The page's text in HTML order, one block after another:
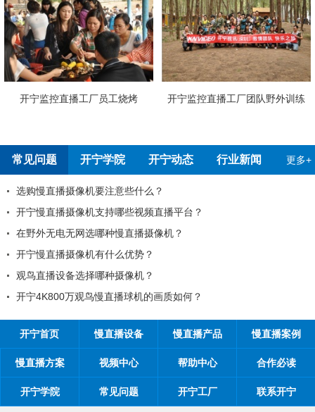
训练
常见问题 开宁学院 开宁动态 行业新闻 更多+
99%的工程商搞不清楚自己的目标客户？
工程商如何制定营销方案？
工程商如何1年收入100万？
如何做好微信营销？
开探究时间管理核心关键：时间管理的21项原则
开宁首页 慢直播设备 慢直播产品 慢直播案例
慢直播方案 视频中心 帮助中心 合作必读
开宁学院 常见问题 开宁工厂 联系开宁